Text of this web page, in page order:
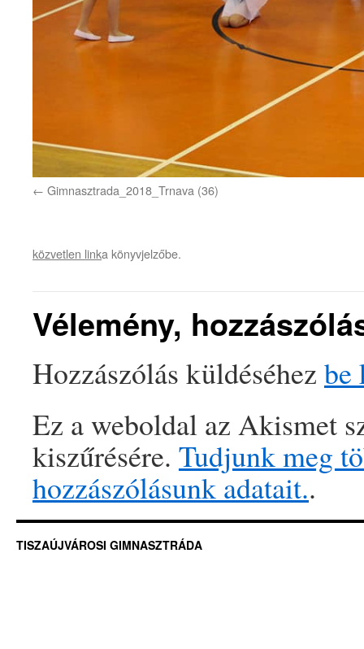
Gimnasztrada_2018_Trnava (36)
közvetlen linka könyvjelzőbe.
Vélemény,
Hozzászólás küldéséhez be
Ez a weboldal az Akismet
kiszűrésére. Tudjunk meg
hozzászólásunk adatait..
TISZAÚJVÁROSI GIMNASZTRÁDA